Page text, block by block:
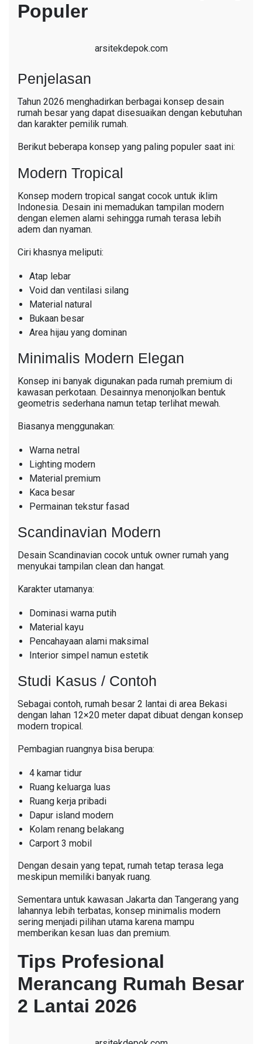
Populer
arsitekdepok.com
Penjelasan
Tahun 2026 menghadirkan berbagai konsep desain
rumah besar yang dapat disesuaikan dengan kebutuhan
dan karakter pemilik rumah.
Berikut beberapa konsep yang paling populer saat ini:
Modern Tropical
Konsep modern tropical sangat cocok untuk iklim
Indonesia. Desain ini memadukan tampilan modern
dengan elemen alami sehingga rumah terasa lebih
adem dan nyaman.
Ciri khasnya meliputi:
Atap lebar
Void dan ventilasi silang
Material natural
Bukaan besar
Area hijau yang dominan
Minimalis Modern Elegan
Konsep ini banyak digunakan pada rumah premium di
kawasan perkotaan. Desainnya menonjolkan bentuk
geometris sederhana namun tetap terlihat mewah.
Biasanya menggunakan:
Warna netral
Lighting modern
Material premium
Kaca besar
Permainan tekstur fasad
Scandinavian Modern
Desain Scandinavian cocok untuk owner rumah yang
menyukai tampilan clean dan hangat.
Karakter utamanya:
Dominasi warna putih
Material kayu
Pencahayaan alami maksimal
Interior simpel namun estetik
Studi Kasus / Contoh
Sebagai contoh, rumah besar 2 lantai di area Bekasi
dengan lahan 12×20 meter dapat dibuat dengan konsep
modern tropical.
Pembagian ruangnya bisa berupa:
4 kamar tidur
Ruang keluarga luas
Ruang kerja pribadi
Dapur island modern
Kolam renang belakang
Carport 3 mobil
Dengan desain yang tepat, rumah tetap terasa lega
meskipun memiliki banyak ruang.
Sementara untuk kawasan Jakarta dan Tangerang yang
lahannya lebih terbatas, konsep minimalis modern
sering menjadi pilihan utama karena mampu
memberikan kesan luas dan premium.
Tips Profesional
Merancang Rumah Besar
2 Lantai 2026